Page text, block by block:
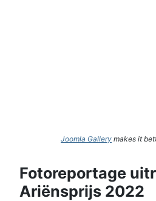
Joomla Gallery makes it
Fotoreportage
Ariënsprijs 2022